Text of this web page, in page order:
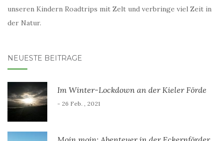
unseren Kindern Roadtrips mit Zelt und verbringe viel Zeit in
der Natur.
NEUESTE BEITRÄGE
Im Winter-Lockdown an der Kieler Förde
- 26 Feb. , 2021